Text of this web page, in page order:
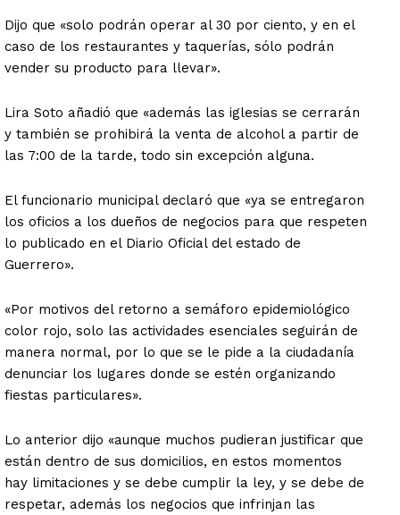
Dijo que «solo podrán operar al 30 por ciento, y en el
caso de los restaurantes y taquerías, sólo podrán
vender su producto para llevar».
Lira Soto añadió que «además las iglesias se cerrarán
y también se prohibirá la venta de alcohol a partir de
las 7:00 de la tarde, todo sin excepción alguna.
El funcionario municipal declaró que «ya se entregaron
los oficios a los dueños de negocios para que respeten
lo publicado en el Diario Oficial del estado de
Guerrero».
«Por motivos del retorno a semáforo epidemiológico
color rojo, solo las actividades esenciales seguirán de
manera normal, por lo que se le pide a la ciudadanía
denunciar los lugares donde se estén organizando
fiestas particulares».
Lo anterior dijo «aunque muchos pudieran justificar que
están dentro de sus domicilios, en estos momentos
hay limitaciones y se debe cumplir la ley, y se debe de
respetar, además los negocios que infrinjan las